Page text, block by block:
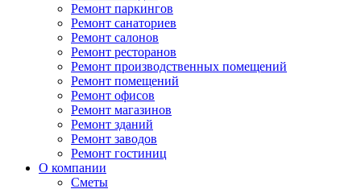
Ремонт паркингов
Ремонт санаториев
Ремонт салонов
Ремонт ресторанов
Ремонт производственных помещений
Ремонт помещений
Ремонт офисов
Ремонт магазинов
Ремонт зданий
Ремонт заводов
Ремонт гостиниц
О компании
Сметы